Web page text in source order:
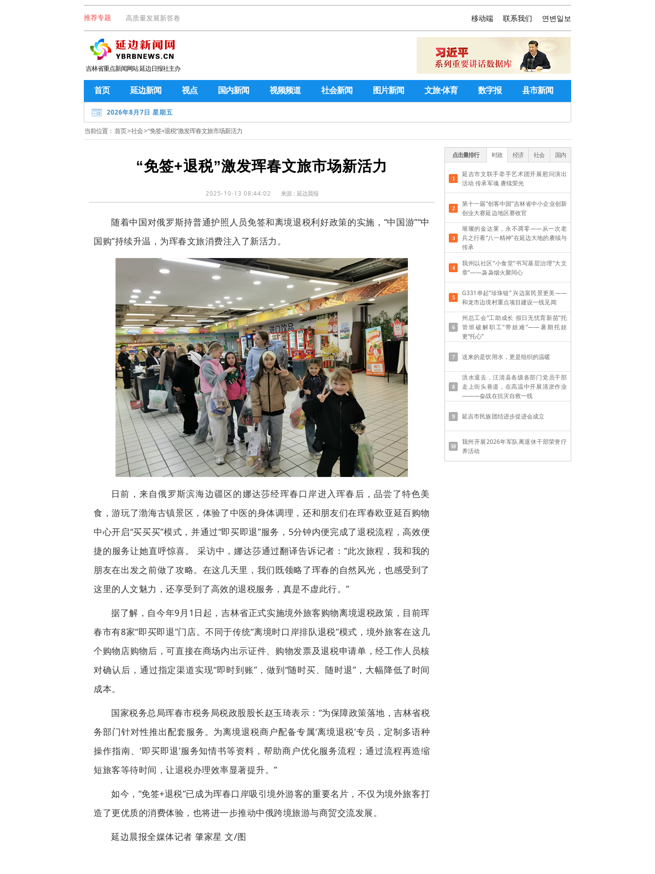
推荐专题 高质量发展新答卷 연변일보
联系我们
移动端
吉林省重点新闻网站 延边日报社主办
首页 延边新闻 视点 国内新闻 视频频道 社会新闻 图片新闻 文旅·体育 数字报 县市新闻
2026年8月7日 星期五
当前位置： 首页>社会> “免签+退税”激发珲春文旅市场新活力
“免签+退税”激发珲春文旅市场新活力
2025-10-13 08:44:02 来源： 延边晨报
随着中国对俄罗斯持普通护照人员免签和离境退税利好政策的实施，“中国游”“中
国购”持续升温，为珲春文旅消费注入了新活力。
日前，来自俄罗斯滨海边疆区的娜达莎经珲春口岸进入珲春后，品尝了特色美
食，游玩了渤海古镇景区，体验了中医的身体调理，还和朋友们在珲春欧亚延百购物
中心开启“买买买”模式，并通过“即买即退”服务，5分钟内便完成了退税流程，高效便
捷的服务让她直呼惊喜。 采访中，娜达莎通过翻译告诉记者：“此次旅程，我和我的
朋友在出发之前做了攻略。在这几天里，我们既领略了珲春的自然风光，也感受到了
这里的人文魅力，还享受到了高效的退税服务，真是不虚此行。”
据了解，自今年9月1日起，吉林省正式实施境外旅客购物离境退税政策，目前珲
春市有8家“即买即退”门店。不同于传统“离境时口岸排队退税”模式，境外旅客在这几
个购物店购物后，可直接在商场内出示证件、购物发票及退税申请单，经工作人员核
对确认后，通过指定渠道实现“即时到账”，做到“随时买、随时退”，大幅降低了时间
成本。
国家税务总局珲春市税务局税政股股长赵玉琦表示：“为保障政策落地，吉林省税
务部门针对性推出配套服务。为离境退税商户配备专属‘离境退税’专员，定制多语种
操作指南、‘即买即退’服务知情书等资料，帮助商户优化服务流程；通过流程再造缩
短旅客等待时间，让退税办理效率显著提升。”
如今，“免签+退税”已成为珲春口岸吸引境外游客的重要名片，不仅为境外旅客打
造了更优质的消费体验，也将进一步推动中俄跨境旅游与商贸交流发展。
延边晨报全媒体记者 肇家星 文/图
点击量排行 时政 经济 社会 国内
延吉市文联手牵手艺术团开展慰问演出
活动 传承军魂 赓续荣光
第十一届“创客中国”吉林省中小企业创新
创业大赛延边地区赛收官
璀璨的金达莱，永不凋零——从一次老
兵之行看“八一精神”在延边大地的赓续与
传承
我州以社区“小食堂”书写基层治理“大文
章”——袅袅烟火聚同心
G331串起“珍珠链” 兴边富民景更美——
和龙市边境村重点项目建设一线见闻
州总工会“工助成长 假日无忧育新苗”托
管班破解职工“带娃难”——​暑期托娃
更“托心”
送来的是饮用水，更是组织的温暖
洪水退去，汪清县各级各部门党员干部
走上街头巷道，在高温中开展清淤作业
———奋战在抗灾自救一线
延吉市民族团结进步促进会成立
我州开展2026年军队离退休干部荣誉疗
养活动